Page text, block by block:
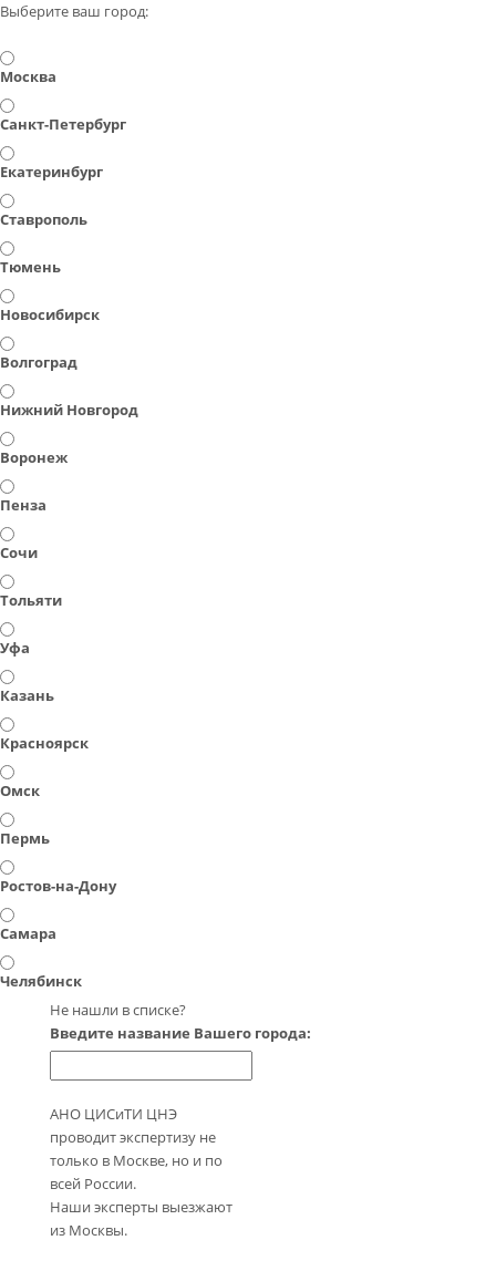
Выберите ваш город:
Москва
Санкт-Петербург
Екатеринбург
Ставрополь
Тюмень
Новосибирск
Волгоград
Нижний Новгород
Воронеж
Пенза
Сочи
Тольяти
Уфа
Казань
Красноярск
Омск
Пермь
Ростов-на-Дону
Самара
Челябинск
Не нашли в списке?
Введите название Вашего города:
АНО ЦИСиТИ ЦНЭ
проводит экспертизу не
только в Москве, но и по
всей России.
Наши эксперты выезжают
из Москвы.